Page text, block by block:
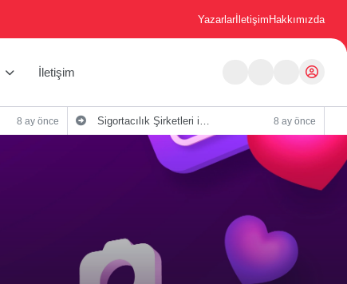
Yazarlarİletişim Hakkımızda
İletişim
8 ay önce Sigortacılık Şirketleri için Dijital Pazarlama Stratejileri 8 ay önce